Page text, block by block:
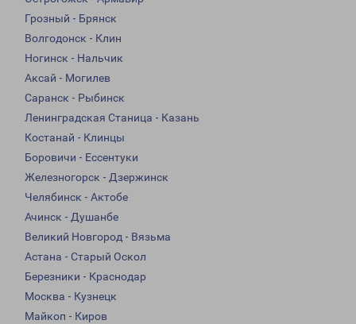
Грозный - Брянск
Волгодонск - Клин
Ногинск - Нальчик
Аксай - Могилев
Саранск - Рыбинск
Ленинградская Станица - Казань
Костанай - Клинцы
Боровичи - Ессентуки
Железногорск - Дзержинск
Челябинск - Актобе
Ачинск - Душанбе
Великий Новгород - Вязьма
Астана - Старый Оскол
Березники - Краснодар
Москва - Кузнецк
Майкоп - Киров